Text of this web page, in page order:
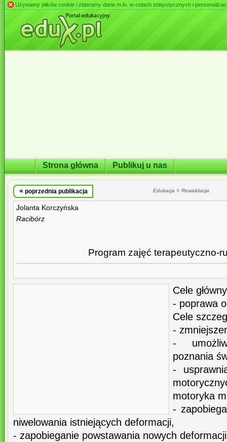
Używamy plików cookie i zbieramy dane m.in. w celach statystycznych i
Strona główna Publikuj u nas
« poprzednia publikacja Edukacja » Rewalidacja
Jolanta Korczyńska
Racibórz
Program zajęć terapeutyczno-
Cele
- poprawa
Cele
-
-
poznania
-
motoryka
-
niwelowania istniejących deformacji,
- zapobieganie powstawania nowych